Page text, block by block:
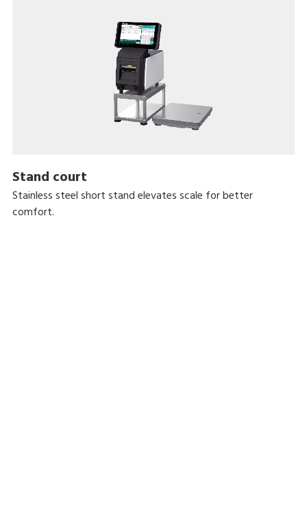
Stand court
Stainless steel short stand elevates scale for better
comfort.